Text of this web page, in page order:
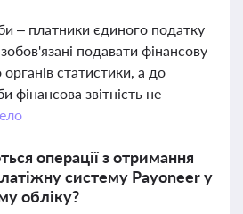
– платники єдиного податку
подавати фінансову
органів статистики, а до
фінансова звітність не
операції з отримання
систему Payoneer у
обліку?